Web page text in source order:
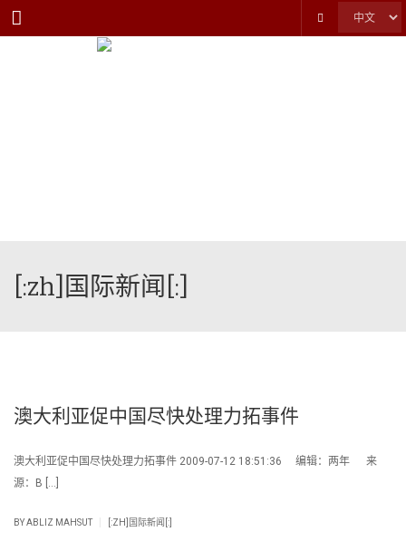
Menu
[:zh]国际新闻[:]
澳大利亚促中国尽快处理力拓事件
澳大利亚促中国尽快处理力拓事件 2009-07-12 18:51:36 编辑：两年 来
源：B […]
BYABLIZ MAHSUT [:ZH]国际新闻[:]